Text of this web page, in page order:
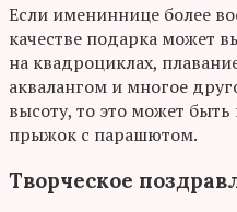
Если имениннице более
качестве подарка может
на квадроциклах,
аквалангом и многое
высоту, то это может
прыжок с парашютом.
Творческое